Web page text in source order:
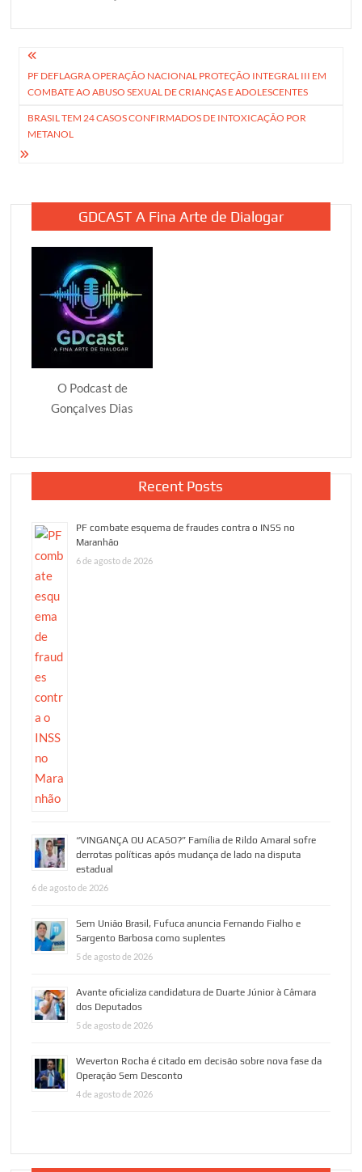
Navegação
de
Post
PF DEFLAGRA OPERAÇÃO NACIONAL PROTEÇÃO INTEGRAL III EM
COMBATE AO ABUSO SEXUAL DE CRIANÇAS E ADOLESCENTES
BRASIL TEM 24 CASOS CONFIRMADOS DE INTOXICAÇÃO POR
METANOL
GDCAST A Fina Arte de Dialogar
O Podcast de
Gonçalves Dias
Recent Posts
PF combate esquema de fraudes contra o INSS no
Maranhão
6 de agosto de 2026
“VINGANÇA OU ACASO?” Família de Rildo Amaral sofre
derrotas políticas após mudança de lado na disputa
estadual
6 de agosto de 2026
Sem União Brasil, Fufuca anuncia Fernando Fialho e
Sargento Barbosa como suplentes
5 de agosto de 2026
Avante oficializa candidatura de Duarte Júnior à Câmara
dos Deputados
5 de agosto de 2026
Weverton Rocha é citado em decisão sobre nova fase da
Operação Sem Desconto
4 de agosto de 2026